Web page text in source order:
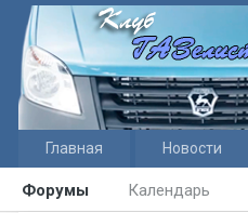
Главная Новости
Форумы Календарь